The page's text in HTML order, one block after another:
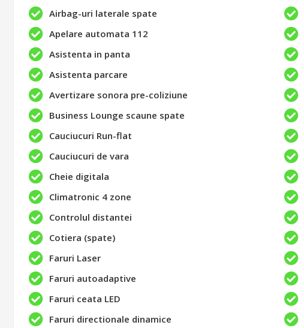
Airbag-uri laterale spate
Apelare automata 112
Asistenta in panta
Asistenta parcare
Avertizare sonora pre-coliziune
Business Lounge scaune spate
Cauciucuri Run-flat
Cauciucuri de vara
Cheie digitala
Climatronic 4 zone
Controlul distantei
Cotiera (spate)
Faruri Laser
Faruri autoadaptive
Faruri ceata LED
Faruri directionale dinamice